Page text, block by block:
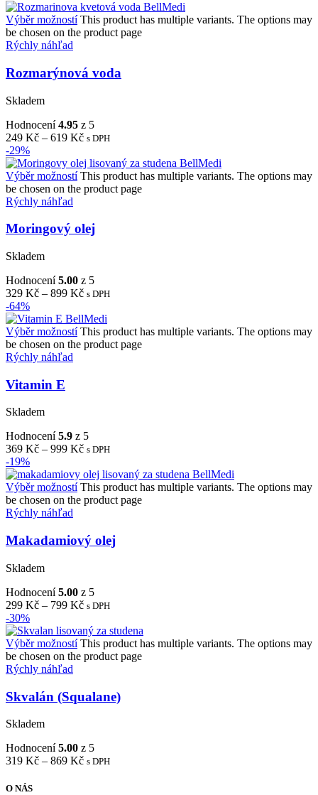
Výběr možností This product has multiple variants. The options may
be chosen on the product page
Rýchly náhľad
Rozmarýnová voda
Skladem
Hodnocení4.95 z 5
249 Kč – 619 Kč s DPH
-29%
Výběr možností This product has multiple variants. The options may
be chosen on the product page
Rýchly náhľad
Moringový olej
Skladem
Hodnocení5.00 z 5
329 Kč – 899 Kč s DPH
-64%
Výběr možností This product has multiple variants. The options may
be chosen on the product page
Rýchly náhľad
Vitamin E
Skladem
Hodnocení5.9 z 5
369 Kč – 999 Kč s DPH
-19%
Výběr možností This product has multiple variants. The options may
be chosen on the product page
Rýchly náhľad
Makadamiový olej
Skladem
Hodnocení5.00 z 5
299 Kč – 799 Kč s DPH
-30%
Výběr možností This product has multiple variants. The options may
be chosen on the product page
Rýchly náhľad
Skvalán (Squalane)
Skladem
Hodnocení5.00 z 5
319 Kč – 869 Kč s DPH
O NÁS